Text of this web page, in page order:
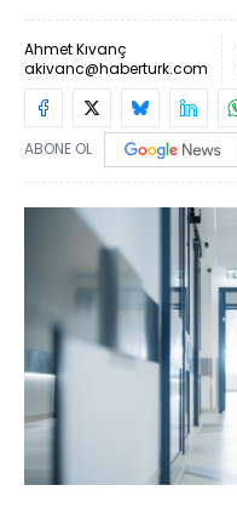
Ahmet Kıvanç
akivanc@haberturk.com
ABONE OL